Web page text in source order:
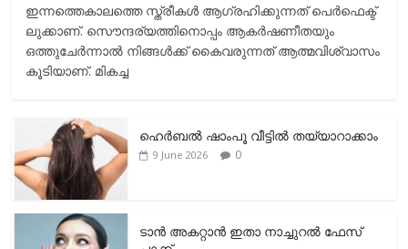
ഇന്നത്തെകാലത്തെ സ്ത്രീകള്‍ ആഗ്രഹിക്കുന്നത് പെര്‍ഫെക്ട്
ലുക്കാണ്. സൌന്ദര്യത്തിനൊപ്പം ആകര്‍ഷണീതയും
ഒത്തുചേര്‍ന്നാല്‍ നിങ്ങള്‍ക്ക് കൈവരുന്നത് ആത്മവിശ്വാസം
കൂടിയാണ്. മികച്ച
ഹെര്‍ബല്‍ ഷാംപൂ വീട്ടില്‍ തയ്യാറാക്കാം
9 June 2026 0
ടാന്‍ അകറ്റാന്‍ ഇതാ നാച്ചുറല്‍ ഫേസ്